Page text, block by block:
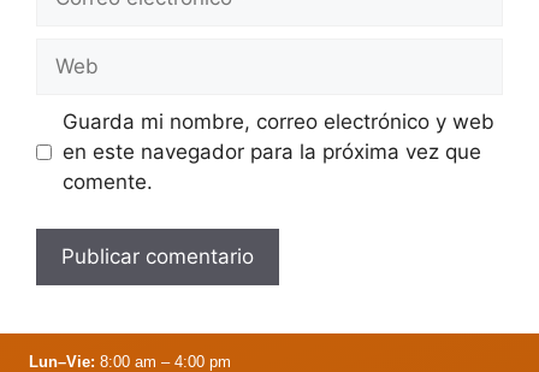
Web
Guarda mi nombre, correo electrónico y web
en este navegador para la próxima vez que
comente.
Lun–Vie: 8:00 am – 4:00 pm